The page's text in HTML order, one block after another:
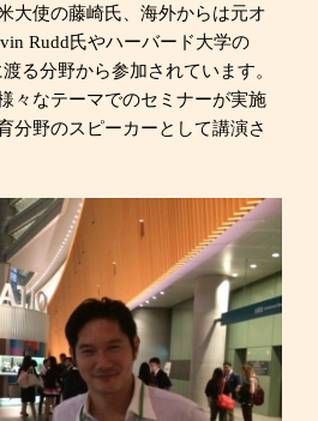
大使の藤崎氏、海外からは元オ
Rudd氏やハーバード大学の
る分野から参加されています。
々なテーマでのセミナーが実施
分野のスピーカーとして講演さ